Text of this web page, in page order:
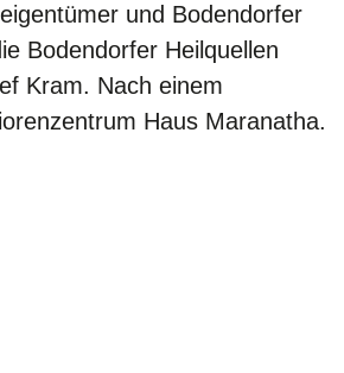
und Bodendorfer
Bodendorfer Heilquellen
Kram. Nach einem
Haus Maranatha.